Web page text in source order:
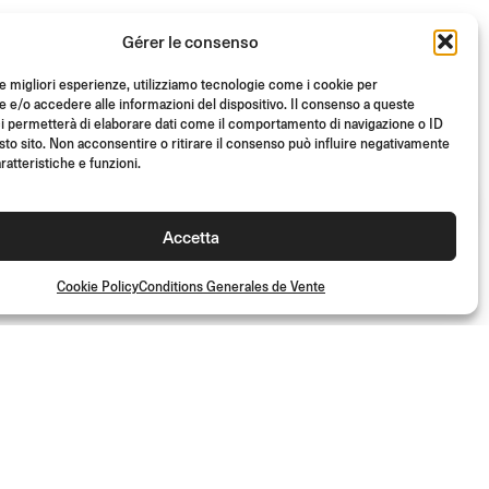
Gérer le consenso
migliori esperienze, utilizziamo tecnologie come i cookie per
e/o accedere alle informazioni del dispositivo. Il consenso a queste
permetterà di elaborare dati come il comportamento di navigazione o ID
sito. Non acconsentire o ritirare il consenso può influire negativamente
e funzioni.
Accetta
Cookie PolicyConditions Generales de Vente
SPY-ARM
End Mount / Ø 80 - 94,5 mm /
Homologué E